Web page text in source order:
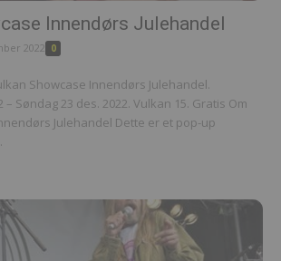
Innendørs Julehandel
2022 0
Showcase Innendørs Julehandel.
– Søndag 23 des. 2022. Vulkan 15. Gratis Om
Julehandel Dette er et pop-up